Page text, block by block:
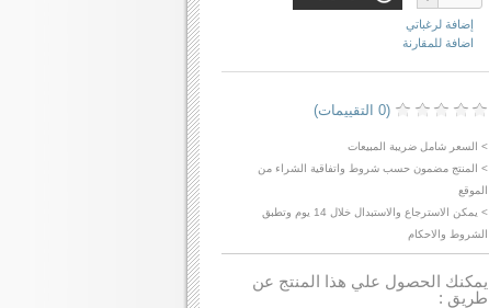
إضافة لرغباتي
اضافة للمقارنة
(0 التقييمات)
> السعر شامل ضريبة المبيعات
> المنتج مضمون حسب شروط واتفاقية الشراء من
الموقع
> يمكن الاسترجاع والاستبدال خلال 14 يوم وتطبق
الشروط والاحكام
يمكنك الحصول علي هذا المنتج عن
طريق :